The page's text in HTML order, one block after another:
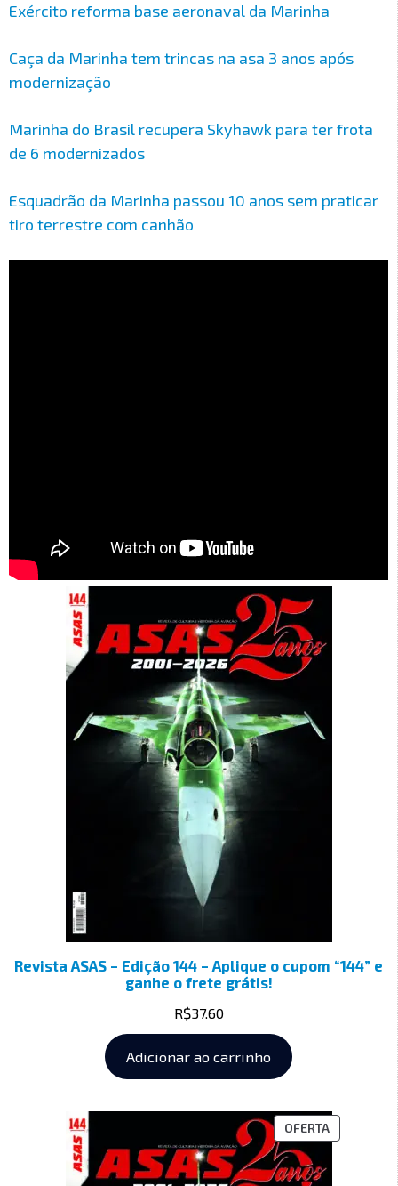
Exército reforma base aeronaval da Marinha
Caça da Marinha tem trincas na asa 3 anos após
modernização
Marinha do Brasil recupera Skyhawk para ter frota
de 6 modernizados
Esquadrão da Marinha passou 10 anos sem praticar
tiro terrestre com canhão
Revista ASAS – Edição 144 – Aplique o cupom “144” e
ganhe o frete grátis!
R$37.60
Adicionar ao carrinho
OFERTA